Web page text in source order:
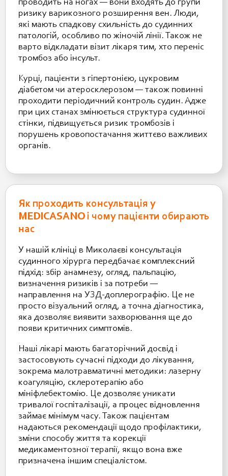
проводить на ногах — вони входять до групи
ризику варикозного розширення вен. Люди,
які мають спадкову схильність до судинних
патологій, особливо по жіночій лінії. Також не
варто відкладати візит лікаря тим, хто переніс
тромбоз або інсульт.
Курці, пацієнти з гіпертонією, цукровим
діабетом чи атеросклерозом — також повинні
проходити періодичний контроль судин. Адже
при цих станах змінюється структура судинної
стінки, підвищується ризик тромбозів і
порушень кровопостачання життєво важливих
органів.
Як проходить консультація у
MEDICASANO і чому пацієнти обирають
нас
У нашій клініці в Миколаєві консультація
судинного хірурга передбачає комплексний
підхід: збір анамнезу, огляд, пальпацію,
визначення ризиків і за потреби —
направлення на УЗД-доплерографію. Це не
просто візуальний огляд, а точна діагностика,
яка дозволяє виявити захворювання ще до
появи критичних симптомів.
Наші лікарі мають багаторічний досвід і
застосовують сучасні підходи до лікування,
зокрема малотравматичні методики: лазерну
коагуляцію, склеротерапію або
мініфлебектомію. Це дозволяє уникати
тривалої госпіталізації, а процес відновлення
займає мінімум часу. Також пацієнтам
надаються рекомендації щодо профілактики,
зміни способу життя та корекції
медикаментозної терапії, якщо вона вже
призначена іншим спеціалістом.